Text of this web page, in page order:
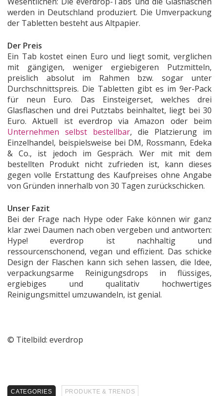
werden in Deutschland produziert. Die Umverpackung
der Tabletten besteht aus Altpapier.
Der Preis
Ein Tab kostet einen Euro und liegt somit, verglichen
mit gängigen, weniger ergiebigeren Putzmitteln,
preislich absolut im Rahmen bzw. sogar unter
Durchschnittspreis. Die Tabletten gibt es im 9er-Pack
für neun Euro. Das Einsteigerset, welches drei
Glasflaschen und drei Putztabs beinhaltet, liegt bei 30
Euro. Aktuell ist everdrop via Amazon oder beim
Unternehmen selbst bestellbar, die Platzierung im
Einzelhandel, beispielsweise bei DM, Rossmann, Edeka
& Co., ist jedoch im Gespräch. Wer mit mit dem
bestellten Produkt nicht zufrieden ist, kann dieses
gegen volle Erstattung des Kaufpreises ohne Angabe
von Gründen innerhalb von 30 Tagen zurückschicken.
Unser Fazit
Bei der Frage nach Hype oder Fake können wir ganz
klar zwei Daumen nach oben vergeben und antworten:
Hype! everdrop ist nachhaltig und
ressourcenschonend, vegan und effizient. Das schicke
Design der Flaschen kann sich sehen lassen, die Idee,
verpackungsarme Reinigungsdrops in flüssiges,
ergiebiges und qualitativ hochwertiges
Reinigungsmittel umzuwandeln, ist genial.
© Titelbild: everdrop
CATEGORIES PRODUKTE & TRENDS